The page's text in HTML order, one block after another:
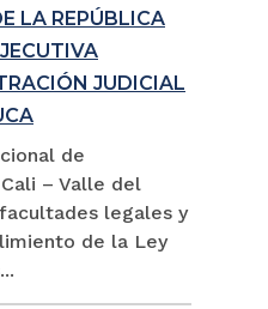
LA REPÚBLICA
JUDICIAL
de
– Valle del
legales y
de la Ley